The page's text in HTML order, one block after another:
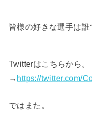
皆様の好きな選手は誰
Twitterはこちらから。
→ https://twitter.com/
ではまた。